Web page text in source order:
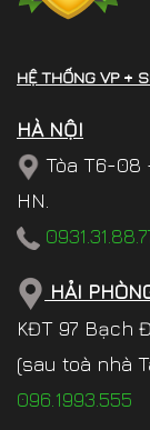
HỆ THỐNG VP +
HÀ NỘI
Tòa T6-08
HN.
HẢI
KĐT 97 Bạch
(sau toà nhà
096.1993.555